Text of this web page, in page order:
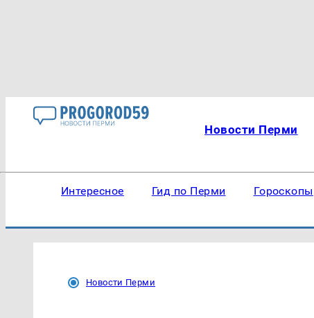
Новости Перми
Интересное Гид по Перми Гороскопы
Новости Перми